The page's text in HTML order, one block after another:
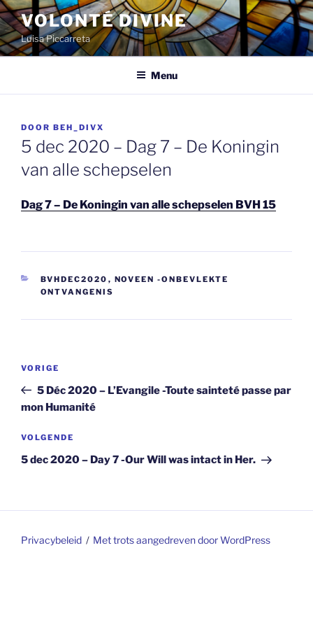
Spring
naar
de
inhoud
VOLONTÉ DIVINE
Luisa Piccarreta
Menu
GEPLAATST
OP
DOOR BEH_DIVX
5 dec 2020 – Dag 7 – De Koningin
van alle schepselen
Dag 7 – De Koningin van alle schepselen BVH 15
CATEGORIEËN
BVHDEC2020 , NOVEEN -ONBEVLEKTE
ONTVANGENIS
Vorig
bericht
VORIGE
5 Déc 2020 – L’Evangile -Toute sainteté passe par
mon Humanité
Volgend
bericht
VOLGENDE
5 dec 2020 – Day 7 -Our Will was intact in Her.
Privacybeleid Met trots aangedreven door WordPress